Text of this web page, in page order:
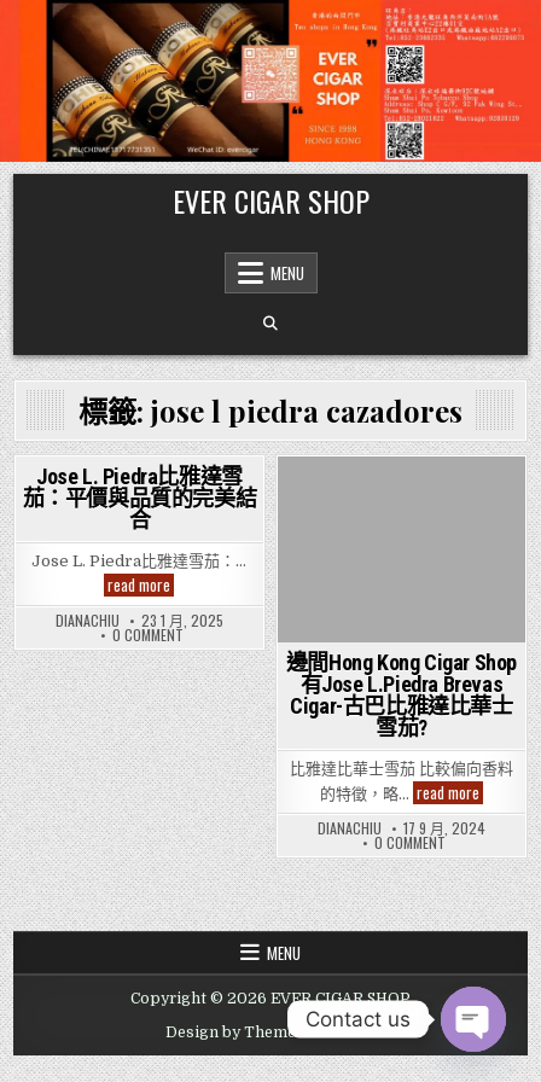
Skip
to
content
EVER CIGAR SHOP
MENU
標籤: jose l piedra cazadores
Posted
Jose L. Piedra比雅達雪
茄：平價與品質的完美結
合
Jose L. Piedra比雅達雪茄：…
read more
L.
Piedra
比
雅
達
雪
茄：
平
價
與
品
質
的
完
美
結
合
DIANACHIU 23 1 月, 2025
0 COMMENTON
JOSE
L.
PIEDRA
比
雅
達
雪
茄：
平
價
與
品
質
的
完
美
結
合
邊間Hong Kong Cigar Shop
有Jose L.Piedra Brevas
Cigar-古巴比雅達比華士
雪茄?
比雅達比華士雪茄 比較偏向香料
的特徵，略… read more邊
間
Hong
Kong
Cigar
Shop
有
Jose
L.Piedra
Brevas
巴
比
雅
達
比
華
士
DIANACHIU 17 9 月, 2024
0 COMMENTON
邊
間
HONG
KONG
CIGAR
SHOP
L.PIEDRA
BREVAS
CIGAR-
古
巴
比
雅
達
MENU
Copyright © 2026 EVER CIGAR SHOP
Design by ThemesDNA.com
Contact us
OPEN